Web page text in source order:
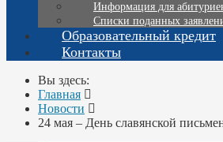
Информация для
Списки поданных
Образовательный кредит
Контакты
Вы здесь:
Главная
Новости
24 мая – День славянской